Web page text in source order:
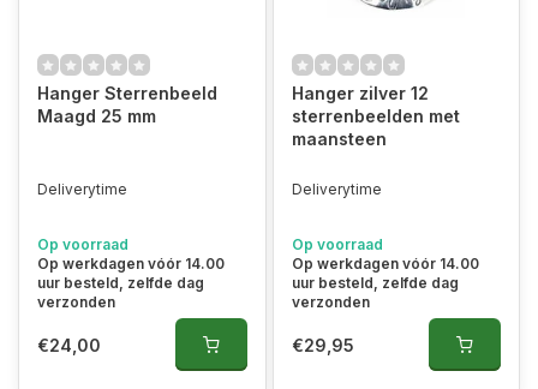
Hanger Sterrenbeeld
Maagd 25 mm
Deliverytime
Op voorraad
Op werkdagen vóór 14.00
uur besteld, zelfde dag
verzonden
€24,00
Hanger zilver 12
sterrenbeelden met
maansteen
Deliverytime
Op voorraad
Op werkdagen vóór 14.00
uur besteld, zelfde dag
verzonden
€29,95